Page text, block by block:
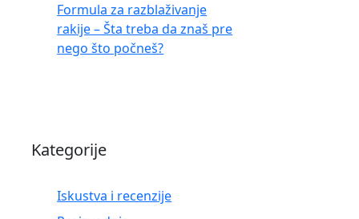
Formula za razblaživanje
rakije – Šta treba da znaš pre
nego što počneš?
Kategorije
Iskustva i recenzije